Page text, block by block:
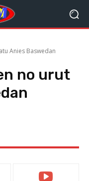
Anies Baswedan
no urut